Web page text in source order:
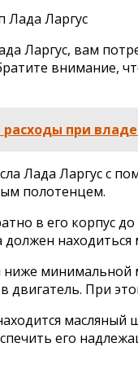
Ларгус, вам
внимание,
при
Лада Ларгус с
полотенцем.
в его
должен
ниже
двигатель. При
его